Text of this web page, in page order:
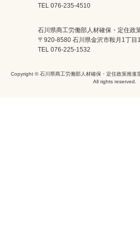
TEL 076-235-4510
石川県商工労働部人材確保・定住政
〒920-8580 石川県金沢市鞍月1丁目
TEL 076-225-1532
Copyright © 石川県商工労働部人材確保・定住政策推進
All rights reserved.